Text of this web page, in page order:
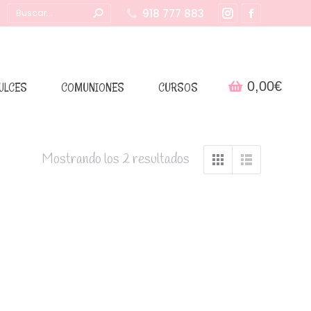
Buscar: 918 777 883
Instagram
in
Facebook
in
COMUNIONES CURSOS 0,00€
Mostrando los 2 resultados